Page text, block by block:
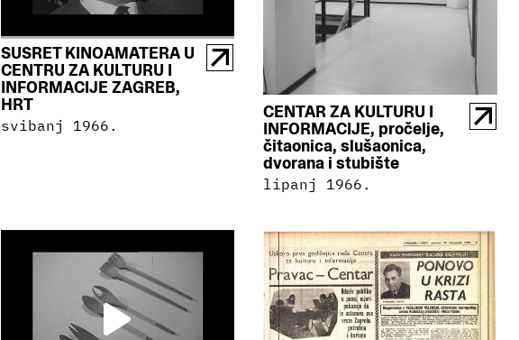
SUSRET KINOAMATERA U
CENTRU ZA KULTURU I
INFORMACIJE ZAGREB,
HRT
svibanj 1966.
CENTAR ZA KULTURU I
INFORMACIJE, pročelje,
čitaonica, slušaonica,
dvorana i stubište
lipanj 1966.